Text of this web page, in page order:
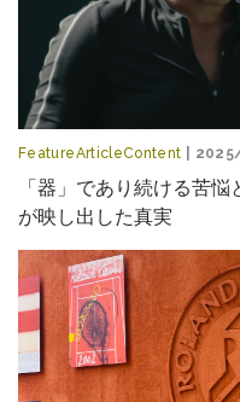
FeatureArticleContent |
「器」であり続ける苦
が映し出した真実